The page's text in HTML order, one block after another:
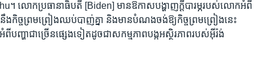
។ លោក​ប្រធានាធិបតី [Biden] មាន​ឱកាស​បង្ហាញ​ក្ដី​បារម្ភ​របស់​លោក​អំពី​
កិច្ច​ព្រមព្រៀង​ឈប់បាញ់​គ្នា និង​មាន​បំណង​ចង់​ឱ្យ​កិច្ច​ព្រមព្រៀង​នេះ​
បញ្ហា​ជាច្រើន​ផ្សេង​ទៀត​ដូចជា​សកម្មភាព​បង្ក​អស្ថិរភាព​របស់​អ៊ីរ៉ង់​